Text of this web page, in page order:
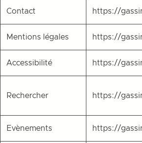
Contact https://
Mentions légales https://
Accessibilité https://
Rechercher https://
Evènements https://